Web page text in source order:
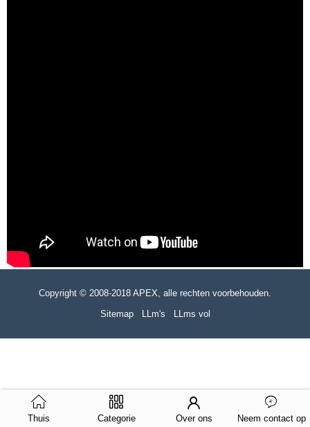
Copyright © 2008-2018 APEX, alle rechten voorbehouden.
Sitemap
LLm's LLms vol
Thuis Categorie Over ons Neem contact op